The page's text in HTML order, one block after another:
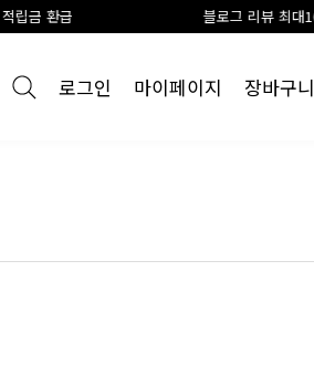
블로그 리뷰 최대10만원 신세계 상품권 지급
로그인 마이페이지 장바구니